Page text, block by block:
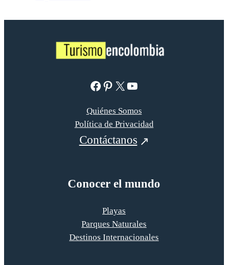
Facebook Pinterest X YouTube
Quiénes Somos
Política de Privacidad
Contáctanos
Conocer el mundo
Playas
Parques Naturales
Destinos Internacionales